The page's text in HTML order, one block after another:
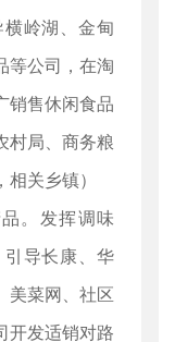
岭湖、金甸
等公司，在淘
销售休闲食品
村局、商务粮
关乡镇）
。发挥调味
导长康、华
美菜网、社区
开发适销对路